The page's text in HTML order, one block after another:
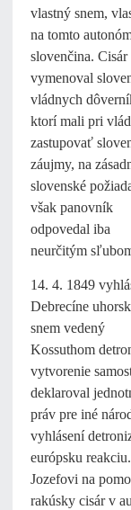
vlastný snem,
na tomto
slovenčina. Cisár
vymenoval
vládnych
ktorí mali pri
zastupovať
záujmy, na
slovenské
však panovník
odpovedal iba
neurčitým
14. 4. 1849
Debrecíne
snem vedený
Kossuthom
vytvorenie
deklaroval
práv pre iné
vyhlásení
európsku
Jozefovi na
rakúsky cisár v